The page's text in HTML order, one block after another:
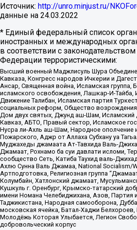
Источник: http://unro.minjust.ru/
данные на 24.03.2022
* Единый федеральный список
иностранных и международных
в соответствии с
Федерации террористическими:
Высший военный Маджлисуль Шура
Кавказа, Конгресс народов Ичкерии и
Ансар, Священная война, Исламская группа,
исламского освобождения, Лашкар-И-Тайба,
Движение Талибан, Исламская партия
социальных реформ, Общество возрождения
Дом двух святых, Джунд аш-Шам, Исламский
Кавказ, АБТО, Правый сектор, Исламское
Нусра ли-Ахль аш-Шам, Народное ополчение
Пожарского, Аджр от Аллаха Субхану уа
Муджахеды джамаата Ат-Тавхида Валь-
Джамаат, Рохнамо ба суи давлати исломи,
сообщество Сеть, Катиба Таухид валь-
Ахлю Сунна Валь Джамаа, National Socialism/
Артподготовка, Религиозная группа
Колумбайн, Хатлонский джамаат,
Кушкуль г. Оренбург, Крымско-татарский
имени Номана Челебиджихана, Азов, Партия
Таджикистана, Народная самооборона,
московская ячейка, Батал-Хаджи Белхороев,
Молодёжь Которая Улыбается, Легион
добровольческий корпус